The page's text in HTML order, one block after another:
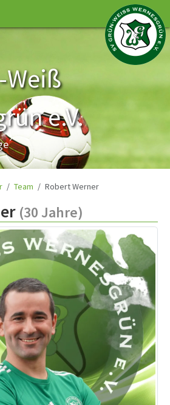
Weiß
e.V.
Team Robert Werner
(30 Jahre)